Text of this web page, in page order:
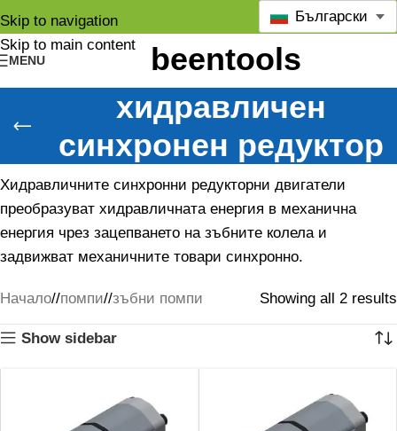
Skip to navigation
Skip to main content
MENU
Български
хидравличен
синхронен редуктор
Хидравличните синхронни редукторни двигатели
преобразуват хидравличната енергия в механична
енергия чрез зацепването на зъбните колела и
задвижват механичните товари синхронно.
Начало/ помпи/ зъбни помпи Showing all 2 results
Show sidebar